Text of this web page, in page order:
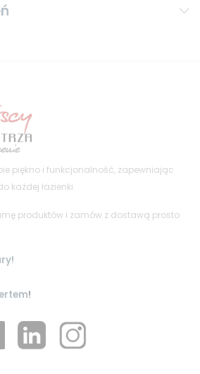
piękno i funkcjonalność, zapewniając
każdej łazienki.
produktów i zamów z dostawą prosto
!